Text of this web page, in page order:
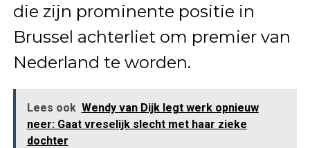
die zijn prominente positie in
Brussel achterliet om premier van
Nederland te worden.
Lees ook Wendy van Dijk legt werk opnieuw
neer: Gaat vreselijk slecht met haar zieke
dochter